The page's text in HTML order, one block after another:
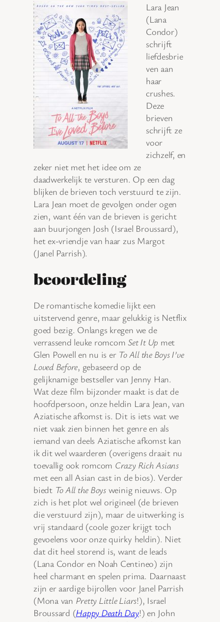
Lara Jean
(Lana
Condor)
schrijft
liefdesbrie
ven aan
haar
crushes.
Deze
brieven
schrijft ze
voor
zichzelf, en
zeker niet met het idee om ze
daadwerkelijk te versturen. Op een dag
blijken de brieven toch verstuurd te zijn.
Lara Jean moet de gevolgen onder ogen
zien, want één van de brieven is gericht
aan buurjongen Josh (Israel Broussard),
het ex-vriendje van haar zus Margot
(Janel Parrish).
beoordeling
De romantische komedie lijkt een
uitstervend genre, maar gelukkig is Netflix
goed bezig. Onlangs kregen we de
verrassend leuke romcomSet It Up met
Glen Powell en nu is er To All the Boys I’ve
Loved Before, gebaseerd op de
gelijknamige bestseller van Jenny Han.
Wat deze film bijzonder maakt is dat de
hoofdpersoon, onze heldin Lara Jean, van
Aziatische afkomst is. Dit is iets wat we
niet vaak zien binnen het genre en als
iemand van deels Aziatische afkomst kan
ik dit wel waarderen (overigens draait nu
toevallig ook romcom Crazy Rich Asians
met een all Asian cast in de bios). Verder
biedt To All the Boysweinig nieuws. Op
zich is het plot wel origineel (de brieven
die verstuurd zijn), maar de uitwerking is
vrij standaard (coole gozer krijgt toch
gevoelens voor onze quirky heldin). Niet
dat dit heel storend is, want de leads
(Lana Condor en Noah Centineo) zijn
heel charmant en spelen prima. Daarnaast
zijn er aardige bijrollen voor Janel Parrish
(Mona van Pretty Little Liars!), Israel
Broussard (Happy Death Day!) en John